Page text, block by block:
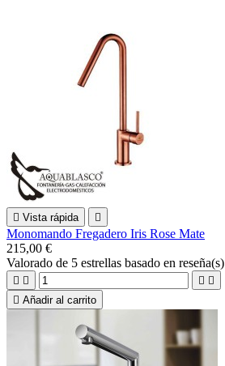
 Vista rápida 
Monomando Fregadero Iris Rose Mate
215,00 €
Valorado de 5 estrellas basado en reseña(s)
   
 Añadir al carrito